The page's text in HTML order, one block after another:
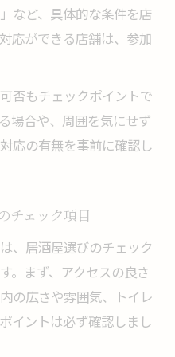
など、具体的な条件を店
応ができる店舗は、参加
否もチェックポイントで
場合や、周囲を気にせず
応の有無を事前に確認し
チェック項目
、居酒屋選びのチェック
。まず、アクセスの良さ
の広さや雰囲気、トイレ
イントは必ず確認しまし